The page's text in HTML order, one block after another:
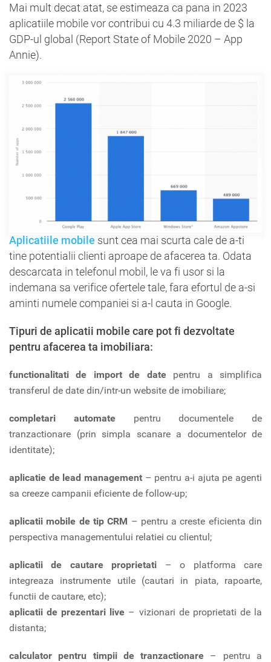
Mai mult decat atat, se estimeaza ca pana in 2023
aplicatiile mobile vor contribui cu 4.3 miliarde de $ la
GDP-ul global (Report State of Mobile 2020 – App
Annie).
Aplicatiile mobile sunt cea mai scurta cale de a-ti
tine potentialii clienti aproape de afacerea ta. Odata
descarcata in telefonul mobil, le va fi usor si la
indemana sa verifice ofertele tale, fara efortul de a-si
aminti numele companiei si a-l cauta in Google.
Tipuri de aplicatii mobile care pot fi dezvoltate
pentru afacerea ta imobiliara:
functionalitati de import de datepentru a simplifica
transferul de date din/intr-un website de imobiliare;
completari automatepentru documentele de
tranzactionare (prin simpla scanare a documentelor de
identitate);
aplicatie de lead management – pentru a-i ajuta pe agenti
sa creeze campanii eficiente de follow-up;
aplicatii mobile de tip CRM – pentru a creste eficienta din
perspectiva managementului relatiei cu clientul;
aplicatii de cautare proprietati – o platforma care
integreaza instrumente utile (cautari in piata, rapoarte,
functii de cautare, etc);
aplicatii de prezentari live – vizionari de proprietati de la
distanta;
calculator pentru timpii de tranzactionare – pentru a